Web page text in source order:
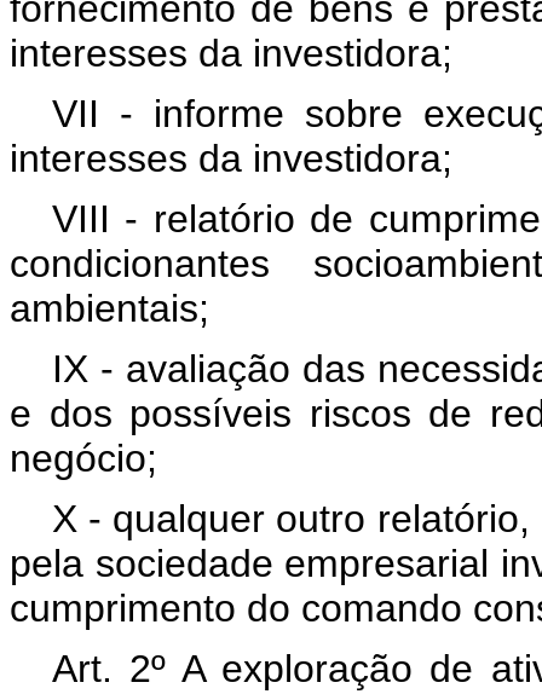
interesses da investidora;
VII - informe sobre
interesses da investidora;
VIII - relatório de
condicionantes
ambientais;
IX - avaliação das
e dos possíveis riscos de
negócio;
X - qualquer outro
pela sociedade empresarial
cumprimento do comando
Art. 2º A exploração de